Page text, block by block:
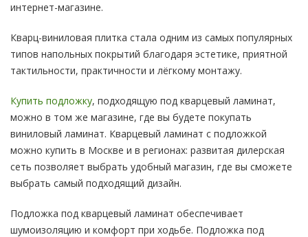
интернет-магазине.
Кварц-виниловая плитка стала одним из самых популярных
типов напольных покрытий благодаря эстетике, приятной
тактильности, практичности и лёгкому монтажу.
Купить подложку, подходящую под кварцевый ламинат,
можно в том же магазине, где вы будете покупать
виниловый ламинат. Кварцевый ламинат с подложкой
можно купить в Москве и в регионах: развитая дилерская
сеть позволяет выбрать удобный магазин, где вы сможете
выбрать самый подходящий дизайн.
Подложка под кварцевый ламинат обеспечивает
шумоизоляцию и комфорт при ходьбе. Подложка под